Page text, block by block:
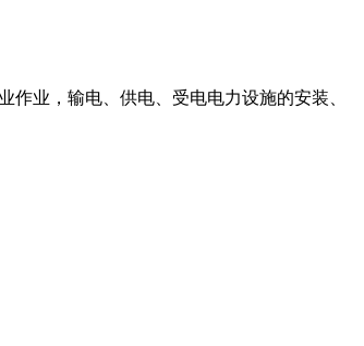
业，输电、供电、受电电力设施的安装、